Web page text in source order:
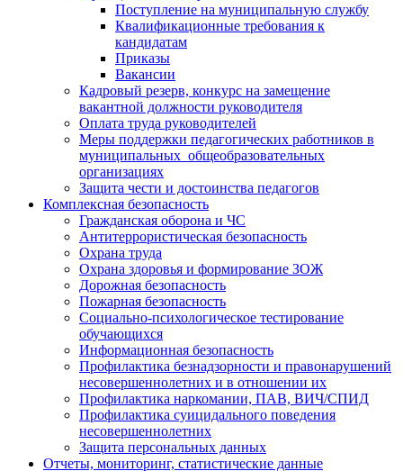
Поступление на муниципальную службу
Квалификационные требования к
кандидатам
Приказы
Вакансии
Кадровый резерв, конкурс на замещение
вакантной должности руководителя
Оплата труда руководителей
Меры поддержки педагогических работников в
муниципальных общеобразовательных
организациях
Защита чести и достоинства педагогов
Комплексная безопасность
Гражданская оборона и ЧС
Антитеррористическая безопасность
Охрана труда
Охрана здоровья и формирование ЗОЖ
Дорожная безопасность
Пожарная безопасность
Социально-психологическое тестирование
обучающихся
Информационная безопасность
Профилактика безнадзорности и правонарушений
несовершеннолетних и в отношении их
Профилактика наркомании, ПАВ, ВИЧ/СПИД
Профилактика суицидального поведения
несовершеннолетних
Защита персональных данных
Отчеты, мониторинг, статистические данные